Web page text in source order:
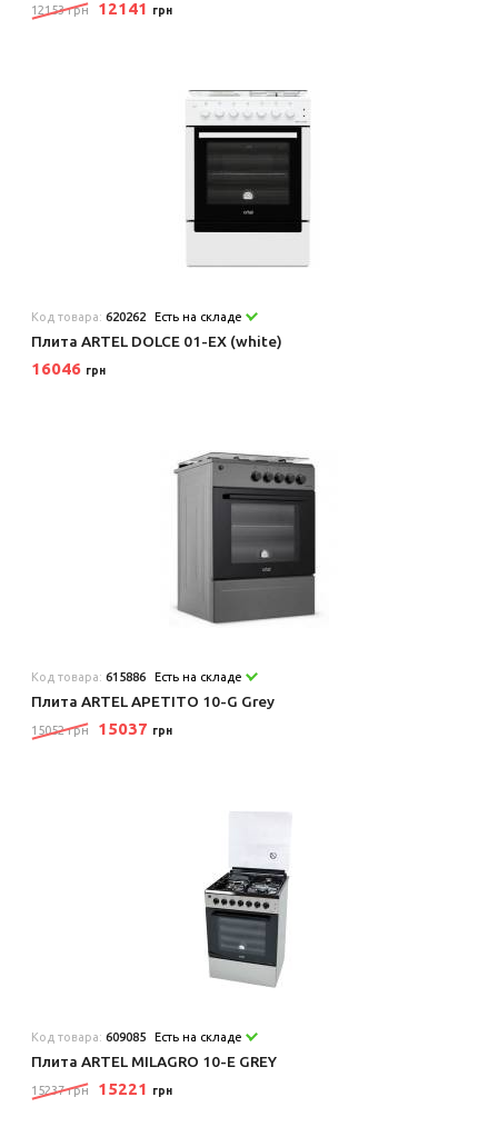
12153 грн 12141 грн
Код товара:620262 Есть на складе
Плита ARTEL DOLCE 01-EX (white)
16046 грн
Код товара:615886 Есть на складе
Плита ARTEL APETITO 10-G Grey
15052 грн 15037 грн
Код товара:609085 Есть на складе
Плита ARTEL MILAGRO 10-E GREY
15237 грн 15221 грн